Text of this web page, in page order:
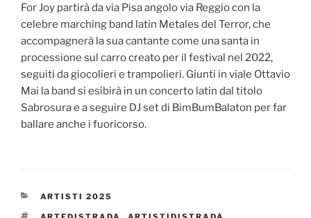
For Joy partirà da via Pisa angolo via Reggio con la
celebre marching band latin Metales del Terror, che
accompagnerà la sua cantante come una santa in
processione sul carro creato per il festival nel 2022,
seguiti da giocolieri e trampolieri. Giunti in viale Ottavio
Mai la band si esibirà in un concerto latin dal titolo
Sabrosura e a seguire DJ set di BimBumBalaton per far
ballare anche i fuoricorso.
CATEGORIES
ARTISTI 2025